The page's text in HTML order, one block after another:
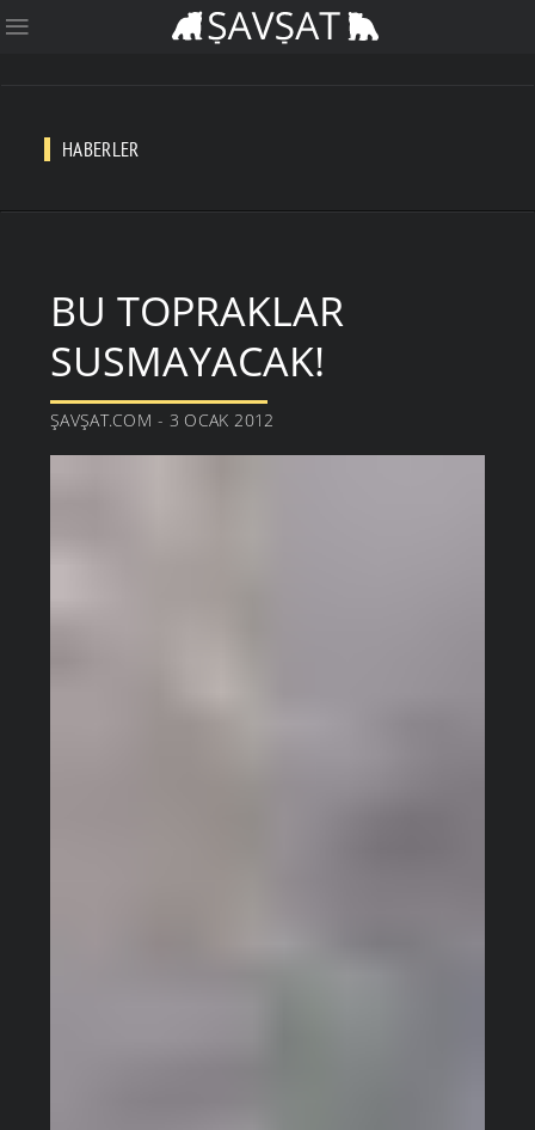
HABERLER
BU TOPRAKLAR
SUSMAYACAK!
ŞAVŞAT.COM - 3 OCAK 2012